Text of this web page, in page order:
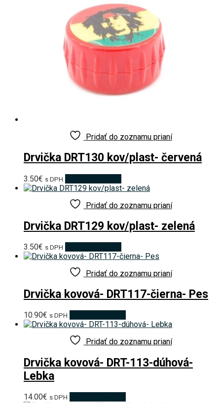
Pridať do zoznamu prianí
Drvička DRT130 kov/plast- červená
3.50€ s DPH
Pridať do zoznamu prianí
Drvička DRT129 kov/plast- zelená
3.50€ s DPH
Pridať do zoznamu prianí
Drvička kovová- DRT117-čierna- Pes
10.90€ s DPH
Pridať do zoznamu prianí
Drvička kovová- DRT-113-dúhová-
Lebka
14.00€ s DPH